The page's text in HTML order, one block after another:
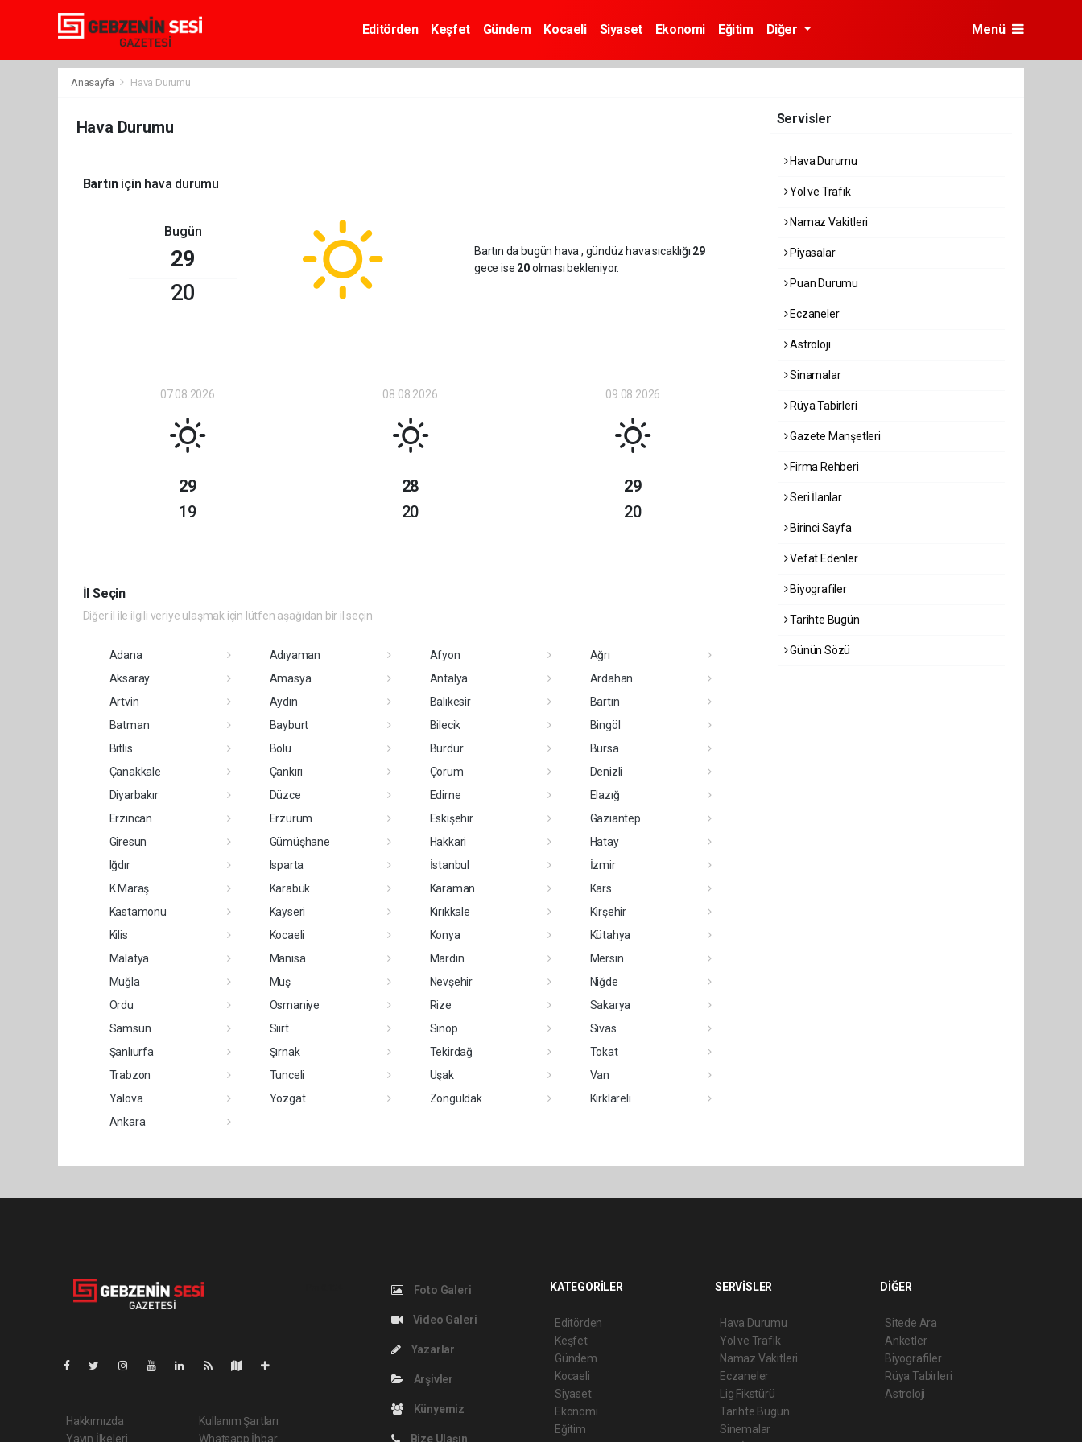
Editörden Keşfet Gündem Kocaeli Siyaset Ekonomi Eğitim Diğer Menü
Anasayfa Hava Durumu
Hava Durumu
Bartıniçin hava durumu
Bugün
29
20
Bartın da bugün hava , gündüz hava sıcaklığı 29
gece ise 20olması bekleniyor.
07.08.2026
29
19
08.08.2026
28
20
09.08.2026
29
20
İl Seçin
Diğer il ile ilgili veriye ulaşmak için lütfen aşağıdan bir il seçin
Adana Adıyaman Afyon
Ağrı
Aksaray
Amasya Antalya
Ardahan
Artvin
Aydın Balıkesir
Bartın
Batman
Bayburt Bilecik
Bingöl
Bitlis
Bolu Burdur
Bursa
Çanakkale
Çankırı Çorum
Denizli
Diyarbakır
Düzce Edirne
Elazığ
Erzincan
Erzurum Eskişehir
Gaziantep
Giresun
Gümüşhane Hakkari
Hatay
Iğdır
Isparta İstanbul
İzmir
K.Maraş
Karabük Karaman
Kars
Kastamonu
Kayseri Kırıkkale
Kırşehir
Kilis
Kocaeli Konya
Kütahya
Malatya
Manisa Mardin
Mersin
Muğla
Muş Nevşehir
Niğde
Ordu
Osmaniye Rize
Sakarya
Samsun
Siirt Sinop
Sivas
Şanlıurfa
Şırnak Tekirdağ
Tokat
Trabzon
Tunceli Uşak
Van
Yalova
Yozgat Zonguldak
Kırklareli
Ankara
Servisler
Hava Durumu
Yol ve Trafik
Namaz Vakitleri
Piyasalar
Puan Durumu
Eczaneler
Astroloji
Sinamalar
Rüya Tabirleri
Gazete Manşetleri
Firma Rehberi
Seri İlanlar
Birinci Sayfa
Vefat Edenler
Biyografiler
Tarihte Bugün
Günün Sözü
Hakkımızda
Yayın İlkeleri
Kullanım Şartları
Whatsapp İhbar
Foto Galeri
Video Galeri
Yazarlar
Arşivler
Künyemiz
Bize Ulaşın
KATEGORİLER
Editörden
Keşfet
Gündem
Kocaeli
Siyaset
Ekonomi
Eğitim
SERVİSLER
Hava Durumu
Yol ve Trafik
Namaz Vakitleri
Eczaneler
Lig Fikstürü
Tarihte Bugün
Sinemalar
DİĞER
Sitede Ara
Anketler
Biyografiler
Rüya Tabirleri
Astroloji